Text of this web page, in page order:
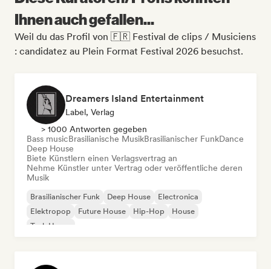
Ihnen auch gefallen...
Weil du das Profil von 🇫🇷 Festival de clips / Musiciens
: candidatez au Plein Format Festival 2026 besuchst.
Dreamers Island Entertainment
Label, Verlag
> 1000 Antworten gegeben
Bass musicBrasilianische MusikBrasilianischer FunkDance
Deep House
Biete Künstlern einen Verlagsvertrag an
Nehme Künstler unter Vertrag oder veröffentliche deren
Musik
Brasilianischer Funk Deep House
Electronica
Elektropop
Future House Hip-Hop
House
Tech House